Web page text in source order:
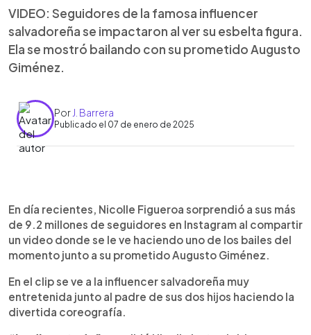
VIDEO: Seguidores de la famosa influencer
salvadoreña se impactaron al ver su esbelta figura.
Ela se mostró bailando con su prometido Augusto
Giménez.
Por J. Barrera
Publicado el 07 de enero de 2025
Escuchar artículo
En día recientes, Nicolle Figueroa sorprendió a sus más
de 9.2 millones de seguidores en Instagram al compartir
un video donde se le ve haciendo uno de los bailes del
momento junto a su prometido Augusto Giménez.
En el clip se ve a la influencer salvadoreña muy
entretenida junto al padre de sus dos hijos haciendo la
divertida coreografía.